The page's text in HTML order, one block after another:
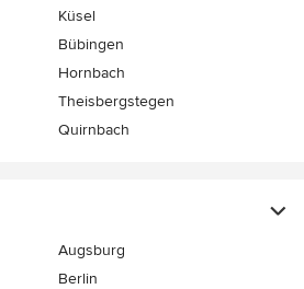
Küsel
Bübingen
Hornbach
Theisbergstegen
Quirnbach
Augsburg
Berlin